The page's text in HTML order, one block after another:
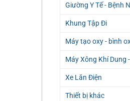
Giường Y Tế - Bệnh
Khung Tập Đi
Máy tạo oxy - bình
Máy Xông Khí Dung
Xe Lăn Điện
Thiết bị khác